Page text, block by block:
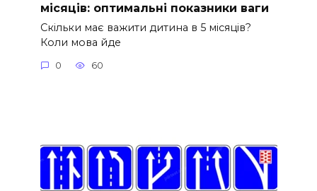
місяців: оптимальні показники ваги
Скільки має важити дитина в 5 місяців?
Коли мова йде
0 60